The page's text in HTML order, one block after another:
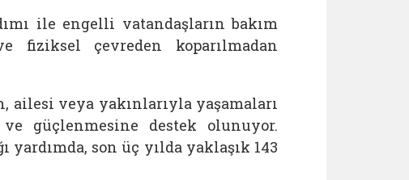
ile engelli vatandaşların bakım
fiziksel çevreden koparılmadan
ailesi veya yakınlarıyla yaşamaları
güçlenmesine destek olunuyor.
yardımda, son üç yılda yaklaşık 143